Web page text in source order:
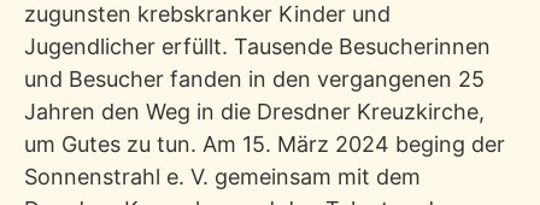
zugunsten krebskranker Kinder und
Jugendlicher erfüllt. Tausende Besucherinnen
und Besucher fanden in den vergangenen 25
Jahren den Weg in die Dresdner Kreuzkirche,
um Gutes zu tun. Am 15. März 2024 beging der
Sonnenstrahl e. V. gemeinsam mit dem